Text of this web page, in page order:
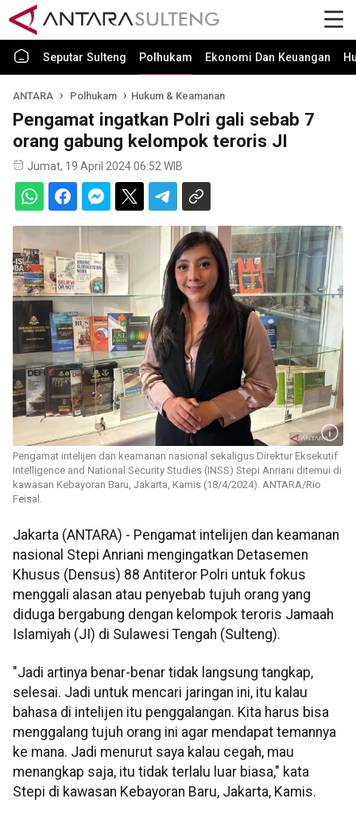
Seputar Sulteng Polhukam Ekonomi Dan Keuangan
ANTARA Polhukam Hukum & Keamanan
Pengamat ingatkan Polri gali sebab 7
orang gabung kelompok teroris JI
Jumat, 19 April 2024 06:52 WIB
Pengamat intelijen dan keamanan nasional sekaligus Direktur Eksekutif
Intelligence and National Security Studies (INSS) Stepi Anriani ditemui di
kawasan Kebayoran Baru, Jakarta, Kamis (18/4/2024). ANTARA/Rio
Feisal.
Jakarta (ANTARA) - Pengamat intelijen dan keamanan
nasional Stepi Anriani mengingatkan Detasemen
Khusus (Densus) 88 Antiteror Polri untuk fokus
menggali alasan atau penyebab tujuh orang yang
diduga bergabung dengan kelompok teroris Jamaah
Islamiyah (JI) di Sulawesi Tengah (Sulteng).
"Jadi artinya benar-benar tidak langsung tangkap,
selesai. Jadi untuk mencari jaringan ini, itu kalau
bahasa di intelijen itu penggalangan. Kita harus bisa
menggalang tujuh orang ini agar mendapat temannya
ke mana. Jadi menurut saya kalau cegah, mau
menangkap saja, itu tidak terlalu luar biasa," kata
Stepi di kawasan Kebayoran Baru, Jakarta, Kamis.